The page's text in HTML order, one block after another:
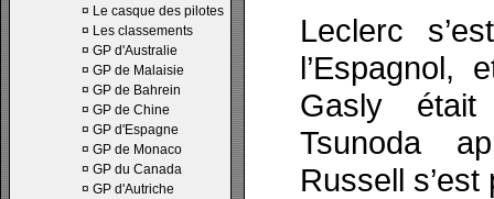
¤ Le casque des pilotes
¤ Les classements
¤ GP d'Australie
¤ GP de Malaisie
¤ GP de Bahrein
¤ GP de Chine
¤ GP d'Espagne
¤ GP de Monaco
¤ GP du Canada
¤ GP d'Autriche
Leclerc
l’Espagnol,
Gasly
Tsunoda
Russell